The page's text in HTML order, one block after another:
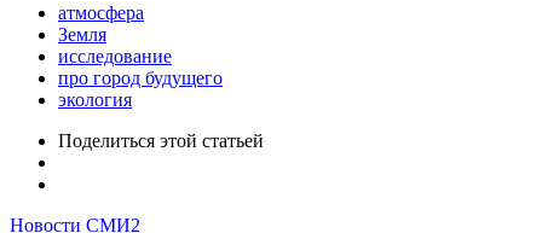
атмосфера
Земля
исследование
про город будущего
экология
Поделиться этой статьей
Новости СМИ2